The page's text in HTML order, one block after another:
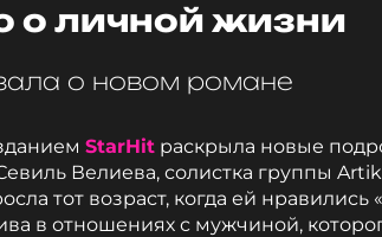
о личной жизни
о новом романе
StarHit раскрыла новые
Велиева, солистка группы
тот возраст, когда ей нравились
в отношениях с мужчиной,